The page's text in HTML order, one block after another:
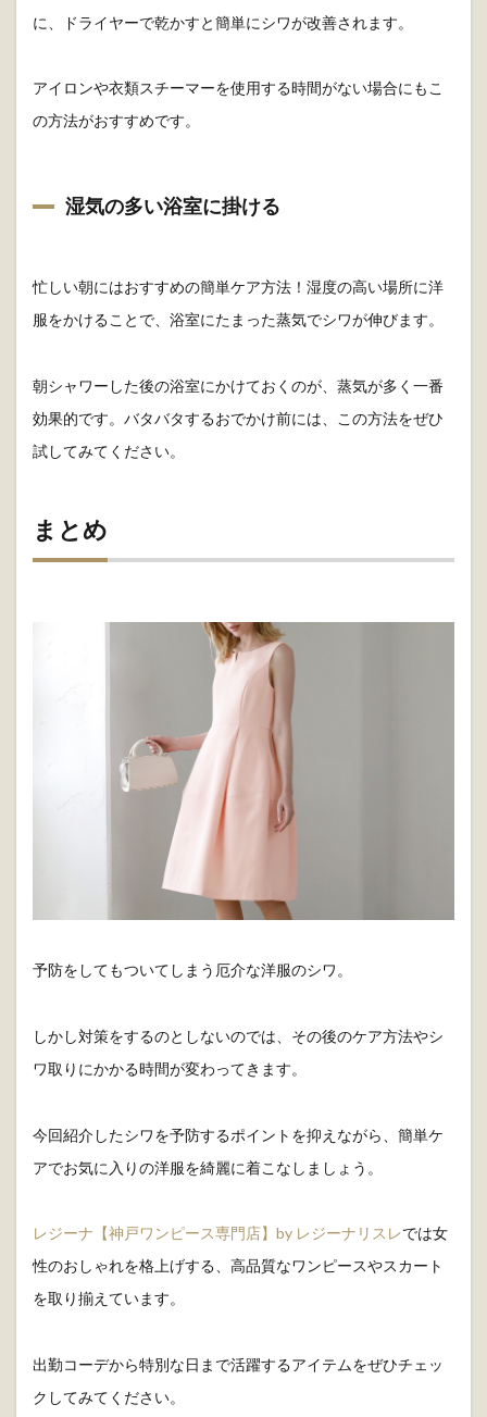
に、ドライヤーで乾かすと簡単にシワが改善されます。
アイロンや衣類スチーマーを使用する時間がない場合にもこ
の方法がおすすめです。
湿気の多い浴室に掛ける
忙しい朝にはおすすめの簡単ケア方法！湿度の高い場所に洋
服をかけることで、浴室にたまった蒸気でシワが伸びます。
朝シャワーした後の浴室にかけておくのが、蒸気が多く一番
効果的です。バタバタするおでかけ前には、この方法をぜひ
試してみてください。
まとめ
予防をしてもついてしまう厄介な洋服のシワ。
しかし対策をするのとしないのでは、その後のケア方法やシ
ワ取りにかかる時間が変わってきます。
今回紹介したシワを予防するポイントを抑えながら、簡単ケ
アでお気に入りの洋服を綺麗に着こなしましょう。
レジーナ【神戸ワンピース専門店】by レジーナリスレでは女
性のおしゃれを格上げする、高品質なワンピースやスカート
を取り揃えています。
出勤コーデから特別な日まで活躍するアイテムをぜひチェッ
クしてみてください。